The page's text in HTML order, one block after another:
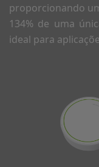
proporcionando
134% de uma
ideal para